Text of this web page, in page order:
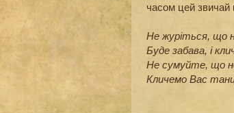
часом цей звичай
Не журіться, що
Буде забава, і
Не сумуйте, що
Кличемо Вас